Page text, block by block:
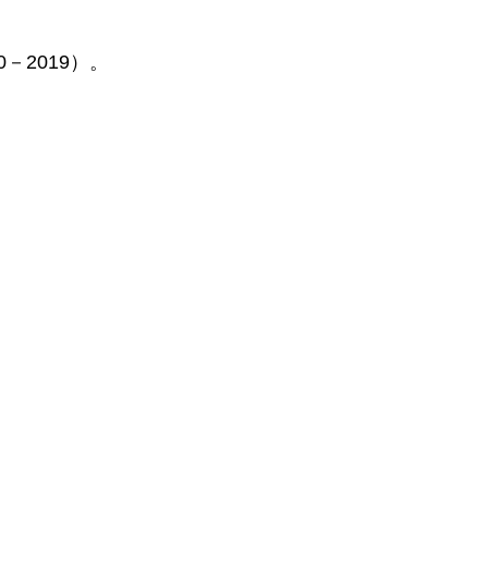
－2019）。